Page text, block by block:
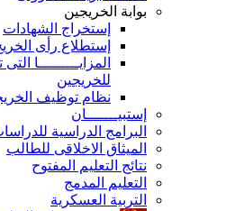
بوابة الخريجين
إستخراج الشهادات
إستطلاع رأى
المزايـــــــــا
للخريجين
نظام توظيف
إستبيـــــــان
البرامج الدراسية
الميثاق الاخلاقى للطالب
نتائج التعليم المفتوح
التعليم المدمج
التربية العسكرية